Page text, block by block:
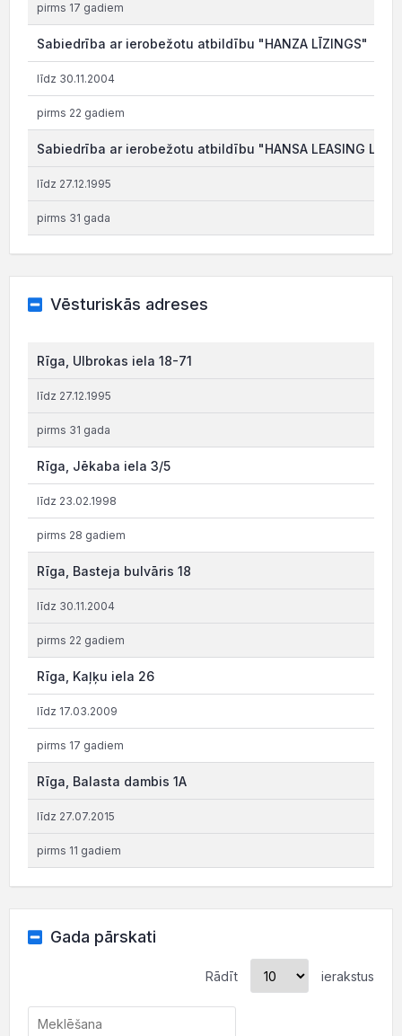
pirms 17 gadiem
Sabiedrība ar ierobežotu atbildību "HANZA LĪZINGS"
līdz 30.11.2004
pirms 22 gadiem
Sabiedrība ar ierobežotu atbildību "HANSA LEASING LTD"
līdz 27.12.1995
pirms 31 gada
Vēsturiskās adreses
Rīga, Ulbrokas iela 18-71
līdz 27.12.1995
pirms 31 gada
Rīga, Jēkaba iela 3/5
līdz 23.02.1998
pirms 28 gadiem
Rīga, Basteja bulvāris 18
līdz 30.11.2004
pirms 22 gadiem
Rīga, Kaļķu iela 26
līdz 17.03.2009
pirms 17 gadiem
Rīga, Balasta dambis 1A
līdz 27.07.2015
pirms 11 gadiem
Gada pārskati
Rādīt ierakstus